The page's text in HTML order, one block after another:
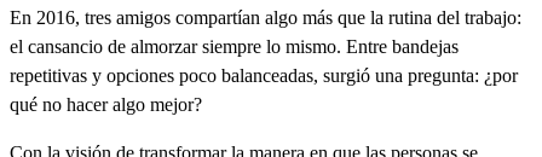
En 2016, tres amigos compartían algo más que la rutina del trabajo:
el cansancio de almorzar siempre lo mismo. Entre bandejas
repetitivas y opciones poco balanceadas, surgió una pregunta: ¿por
qué no hacer algo mejor?